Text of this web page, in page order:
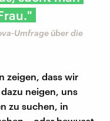
Umfrage über die
zeigen, dass wir
neigen, uns
zu suchen, in